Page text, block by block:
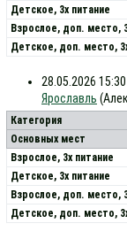
Детское, 3х питание
Взрослое, доп. место,
Детское, доп. место,
28.05.2026
Ярославль
Категория
Основных мест
Взрослое, 3х питание
Детское, 3х питание
Взрослое, доп. место,
Детское, доп. место,